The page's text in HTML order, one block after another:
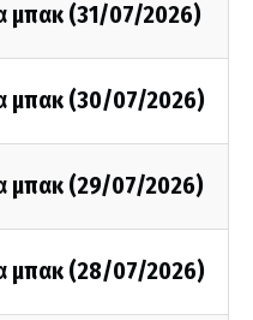
μπακ (31/07/2026)
μπακ (30/07/2026)
μπακ (29/07/2026)
μπακ (28/07/2026)